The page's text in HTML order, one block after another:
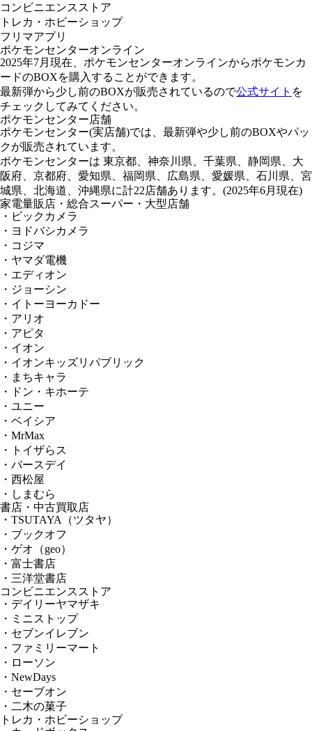
コンビニエンスストア
トレカ・ホビーショップ
フリマアプリ
ポケモンセンターオンライン
2025年7月現在、ポケモンセンターオンラインからポケモンカ
ードのBOXを購入することができます。
最新弾から少し前のBOXが販売されているので公式サイト を
チェックしてみてください。
ポケモンセンター店舗
ポケモンセンター(実店舗)では、最新弾や少し前のBOXやパッ
クが販売されています。
ポケモンセンターは 東京都、神奈川県、千葉県、静岡県、大
阪府、京都府、愛知県、福岡県、広島県、愛媛県、石川県、宮
城県、北海道、沖縄県に計22店舗あります。(2025年6月現在)
家電量販店・総合スーパー・大型店舗
・ビックカメラ
・ヨドバシカメラ
・コジマ
・ヤマダ電機
・エディオン
・ジョーシン
・イトーヨーカドー
・アリオ
・アピタ
・イオン
・イオンキッズリパブリック
・まちキャラ
・ドン・キホーテ
・ユニー
・ベイシア
・MrMax
・トイザらス
・バースデイ
・西松屋
・しまむら
書店・中古買取店
・TSUTAYA（ツタヤ）
・ブックオフ
・ゲオ（geo）
・富士書店
・三洋堂書店
コンビニエンスストア
・デイリーヤマザキ
・ミニストップ
・セブンイレブン
・ファミリーマート
・ローソン
・NewDays
・セーブオン
・二木の菓子
トレカ・ホビーショップ